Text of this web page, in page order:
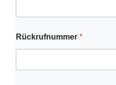
Rückrufnummer *